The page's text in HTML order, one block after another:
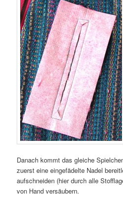
Danach kommt das gleiche
zuerst eine eingefädelte Nadel
aufschneiden (hier durch alle
von Hand versäubern.